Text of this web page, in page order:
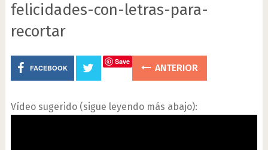
felicidades-con-letras-para-
recortar
FACEBOOK
Save
ANTERIOR
Vídeo sugerido (sigue leyendo más abajo):